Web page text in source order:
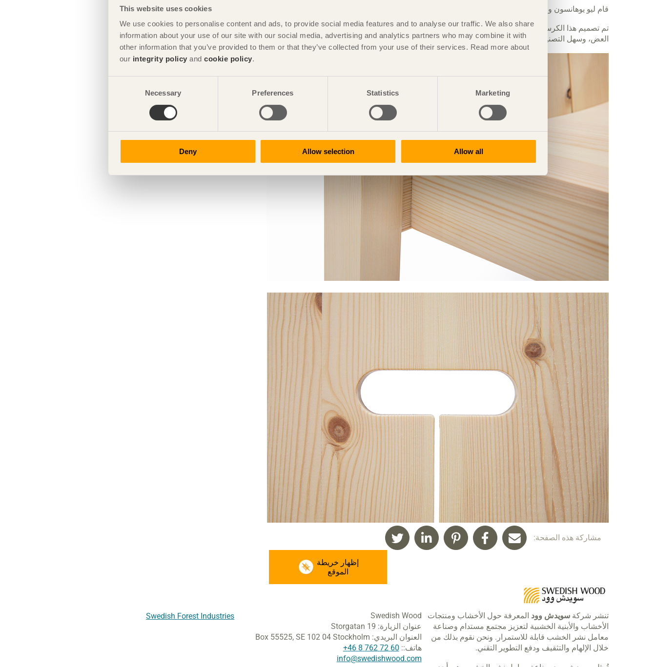
This website uses cookies
We use cookies to personalise content and ads, to provide social media features and to analyse our traffic. We also share
information about your use of our site with our social media, advertising and analytics partners who may combine it with
other information that you’ve provided to them or that they’ve collected from your use of their services. Read more about
our integrity policy and cookie policy.
Necessary Preferences Statistics Marketing
Deny Allow selection Allow all
قام ليو يوهانسون ومارتين آلتفيغ بتصميم الكرسي Grab A Chair.
تم تصميم هذا الكرسي لكل من الأماكن العامة والخاصة. وهو منتج سهل الاستخدام ويُمكن تكديس أكثر من قطعة فوق بعضها
العض، وسهل التصنيع وسهل النقل في عبوات مسطحة.
مشاركة هذه الصفحة:
إظهار خريطة
الموقع
تنشر شركة سويدش وود المعرفة حول الأخشاب ومنتجات
الأخشاب والأبنية الخشبية لتعزيز مجتمع مستدام وصناعة
معامل نشر الخشب قابلة للاستمرار. ونحن نقوم بذلك من
خلال الإلهام والتثقيف ودفع التطوير التقني.
Swedish Wood
عنوان الزيارة: Storgatan 19
العنوان البريدي:
Box 55525, SE 102 04 Stockholm
هاتف:: 60 72 762 8 46+
info@swedishwood.com
Swedish Forest Industries